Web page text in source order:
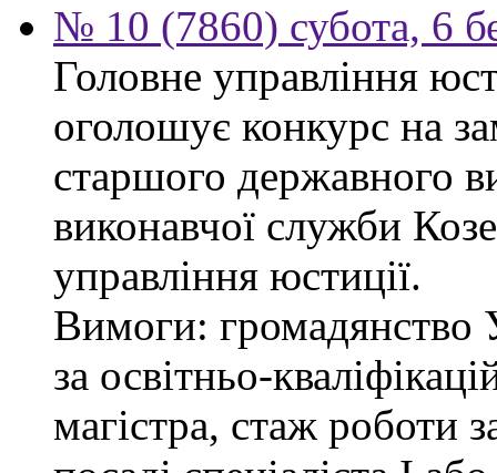
№ 10 (7860) субота, 6
Головне управління
оголошує конкурс на
старшого державного
виконавчої служби
управління юстиції.
Вимоги: громадянство
за освітньо-
магістра, стаж роботи